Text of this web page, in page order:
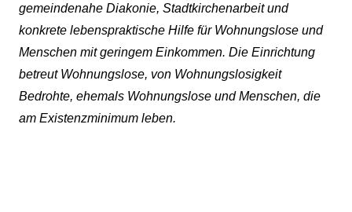
gemeindenahe Diakonie, Stadtkirchenarbeit und
konkrete lebenspraktische Hilfe für Wohnungslose und
Menschen mit geringem Einkommen. Die Einrichtung
betreut Wohnungslose, von Wohnungslosigkeit
Bedrohte, ehemals Wohnungslose und Menschen, die
am Existenzminimum leben.